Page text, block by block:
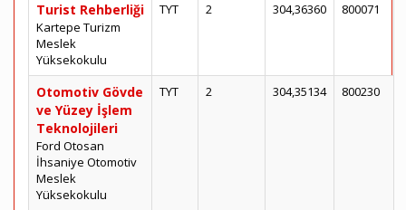
Turist Rehberliği
Kartepe Turizm
Meslek
Yüksekokulu
TYT 2 304,36360 800071
Otomotiv Gövde
ve Yüzey İşlem
Teknolojileri
Ford Otosan
İhsaniye Otomotiv
Meslek
Yüksekokulu
TYT 2 304,35134 800230